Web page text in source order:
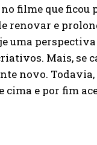
filme que ficou
renovar e
uma
Mais, se
novo.
e por fim